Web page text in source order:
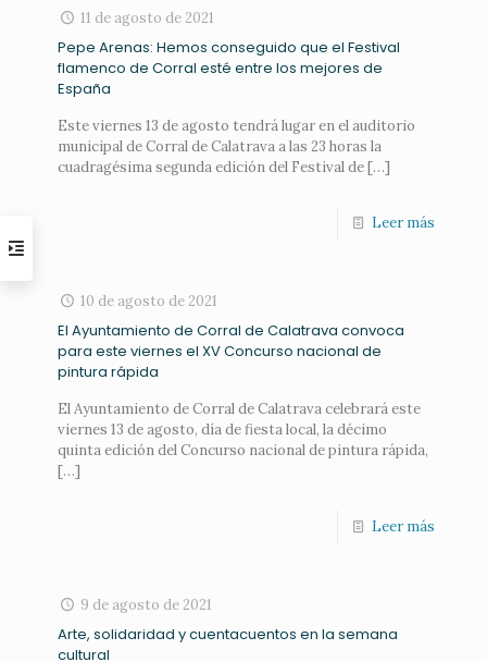
11 de agosto de 2021
Pepe Arenas: Hemos conseguido que el Festival
flamenco de Corral esté entre los mejores de
España
Este viernes 13 de agosto tendrá lugar en el auditorio
municipal de Corral de Calatrava a las 23 horas la
cuadragésima segunda edición del Festival de[…]
Leer más
10 de agosto de 2021
El Ayuntamiento de Corral de Calatrava convoca
para este viernes el XV Concurso nacional de
pintura rápida
El Ayuntamiento de Corral de Calatrava celebrará este
viernes 13 de agosto, día de fiesta local, la décimo
quinta edición del Concurso nacional de pintura rápida,
[…]
Leer más
9 de agosto de 2021
Arte, solidaridad y cuentacuentos en la semana
cultural